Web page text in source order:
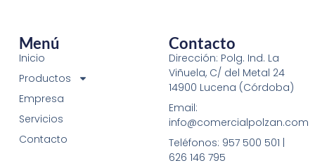
Menú
Inicio
Productos
Empresa
Servicios
Contacto
Contacto
Dirección: Polg. Ind. La
Viñuela, C/ del Metal 24
14900 Lucena (Córdoba)
Email:
info@comercialpolzan.com
Teléfonos: 957 500 501 |
626 146 795